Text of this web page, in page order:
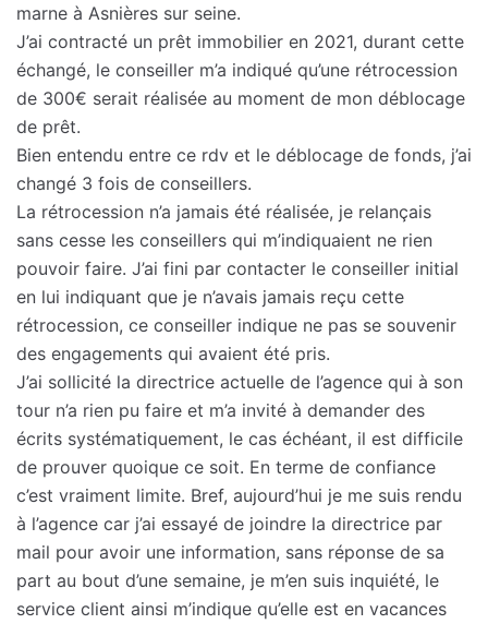
marne à Asnières sur seine.
J’ai contracté un prêt immobilier en 2021, durant cette
échangé, le conseiller m’a indiqué qu’une rétrocession
de 300€ serait réalisée au moment de mon déblocage
de prêt.
Bien entendu entre ce rdv et le déblocage de fonds, j’ai
changé 3 fois de conseillers.
La rétrocession n’a jamais été réalisée, je relançais
sans cesse les conseillers qui m’indiquaient ne rien
pouvoir faire. J’ai fini par contacter le conseiller initial
en lui indiquant que je n’avais jamais reçu cette
rétrocession, ce conseiller indique ne pas se souvenir
des engagements qui avaient été pris.
J’ai sollicité la directrice actuelle de l’agence qui à son
tour n’a rien pu faire et m’a invité à demander des
écrits systématiquement, le cas échéant, il est difficile
de prouver quoique ce soit. En terme de confiance
c’est vraiment limite. Bref, aujourd’hui je me suis rendu
à l’agence car j’ai essayé de joindre la directrice par
mail pour avoir une information, sans réponse de sa
part au bout d’une semaine, je m’en suis inquiété, le
service client ainsi m’indique qu’elle est en vacances